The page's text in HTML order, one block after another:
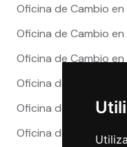
Oficina de Cambio
Oficina de Cambio
Oficina de Cambio
Oficina de Cambio en
Oficina de Cambio
Oficina de Cambio en